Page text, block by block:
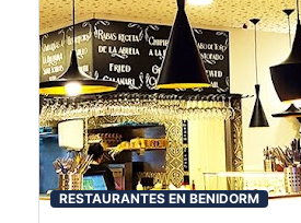
RESTAURANTES EN BENIDORM